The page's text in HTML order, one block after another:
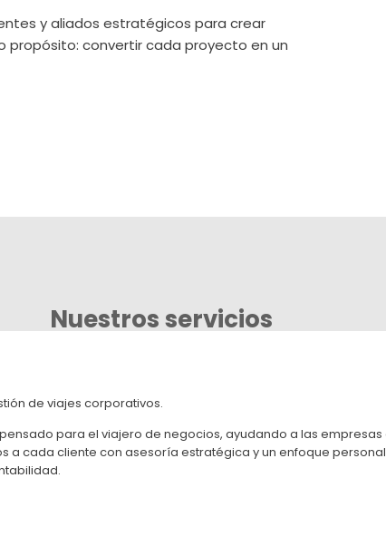
y aliados estratégicos para crear
propósito: convertir cada proyecto en un
Nuestros servicios
de viajes corporativos.
para el viajero de negocios, ayudando a las
a cada cliente con asesoría estratégica y un enfoque